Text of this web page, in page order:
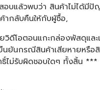
อบแล้วพบว่า สินค้าไม่ได้มีปั
ากลับคืนให้กับผู้ซื้อ,
วิดีโอตอนแกะกล่องพัสดุแล
นยันกรณีสินค้าเสียหายหรือ
ไม่รับผิดชอบใดๆ ทั้งสิ้น ***